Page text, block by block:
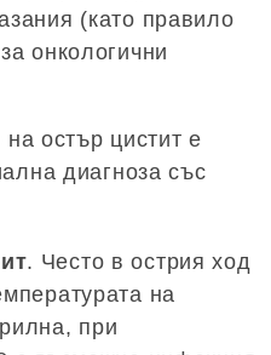
(като правило
онкологични
остър цистит е
диагноза със
. Често в острия ход
на
при